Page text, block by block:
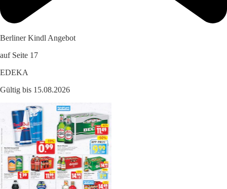
Berliner Kindl Angebot
auf Seite 17
EDEKA
Gültig bis 15.08.2026